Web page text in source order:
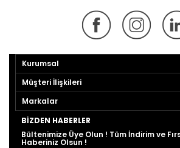
Kurumsal
Müşteri İlişkileri
Markalar
BIZDEN HABERLER
Bültenimize Üye Olun ! Tüm İndirim ve
Haberiniz Olsun !